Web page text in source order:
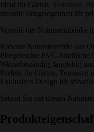
Ideal für Gärten, Terrassen,
stilvolle Sitzgelegenheit für
Vorteile der Natursteinbänke
Robuste Natursteinfüße aus
Pflegeleichte PVC-Sitzfläche
Wetterbeständig, langlebig
Perfekt für Gärten, Terrassen
Exklusives Design für
Setzen Sie mit diesen